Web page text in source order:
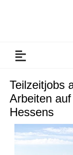
Teilzeitjobs
Arbeiten
Hessens